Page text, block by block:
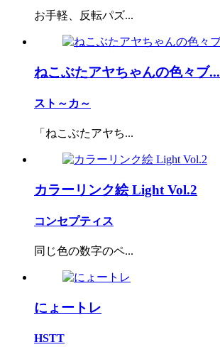
お手軽、反転パズ...
ねこぶたアヤちゃんの色々ブ...
スト～カ～
「ねこぶたアヤち...
カラーリンク絵 Light Vol.2
コンセプティス
同じ色の数字のペ...
にょートレ
HSTT